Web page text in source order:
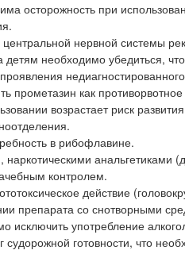
осторожность при
нервной системы
детям необходимо убедиться,
прометазин как
возрастает риск
в рибофлавине.
анальгетиками
контролем.
действие
препарата со снотворными
исключить употребление
готовности, что